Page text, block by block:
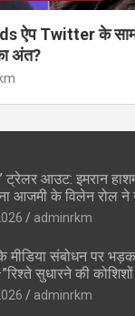
ऐप Twitter के
अंत?
ट्रेलर आउट: इमरान
आजमी के विलेन रोल ने
adminrkm
संबोधन पर
सुधारने की
adminrkm